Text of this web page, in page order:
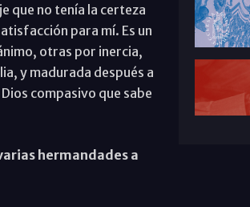
que no tenía la certeza
para mí. Es un
otras por inercia,
y madurada después a
compasivo que sabe
hermandades a